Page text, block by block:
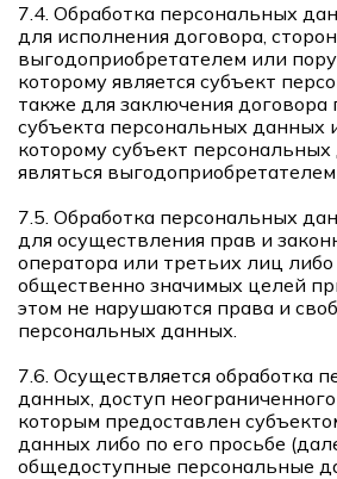
7.4. Обработка персональных
для исполнения договора,
выгодоприобретателем или
которому является субъект
также для заключения договора
субъекта персональных данных
которому субъект
являться
7.5. Обработка персональных
для осуществления прав и
оператора или третьих лиц
общественно значимых целей
этом не нарушаются права и
персональных данных.
7.6. Осуществляется обработка
данных, доступ
которым предоставлен
данных либо по его просьбе
общедоступные персональные